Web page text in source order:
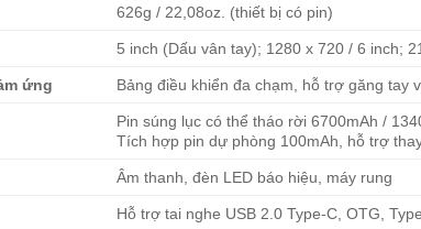
626g / 22,08oz. (thiết bị có pin)
5 inch (Dấu vân tay); 1280 x 720 / 6 inch;
ứng Bảng điều khiển đa chạm, hỗ trợ găng tay
Pin súng lục có thể tháo rời 6700mAh /
Tích hợp pin dự phòng 100mAh, hỗ trợ
Âm thanh, đèn LED báo hiệu, máy rung
Hỗ trợ tai nghe USB 2.0 Type-C, OTG,